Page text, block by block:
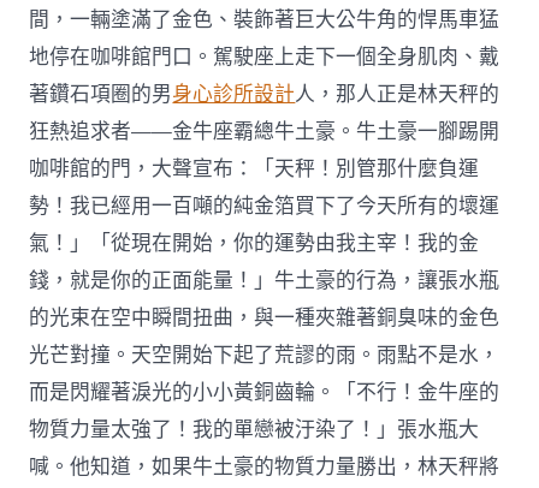
間，一輛塗滿了金色、裝飾著巨大公牛角的悍馬車猛
地停在咖啡館門口。駕駛座上走下一個全身肌肉、戴
著鑽石項圈的男身心診所設計人，那人正是林天秤的
狂熱追求者——金牛座霸總牛土豪。牛土豪一腳踢開
咖啡館的門，大聲宣布：「天秤！別管那什麼負運
勢！我已經用一百噸的純金箔買下了今天所有的壞運
氣！」「從現在開始，你的運勢由我主宰！我的金
錢，就是你的正面能量！」牛土豪的行為，讓張水瓶
的光束在空中瞬間扭曲，與一種夾雜著銅臭味的金色
光芒對撞。天空開始下起了荒謬的雨。雨點不是水，
而是閃耀著淚光的小小黃銅齒輪。「不行！金牛座的
物質力量太強了！我的單戀被汙染了！」張水瓶大
喊。他知道，如果牛土豪的物質力量勝出，林天秤將